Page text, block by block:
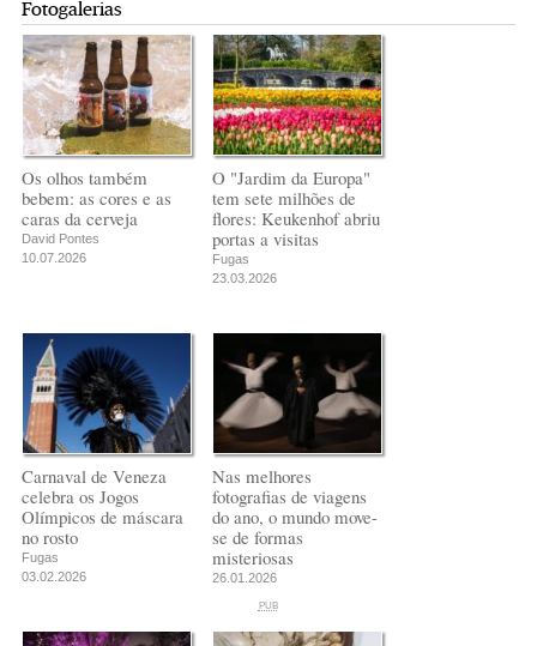
Fotogalerias
Os olhos também
bebem: as cores e as
caras da cerveja
David Pontes
10.07.2026
O "Jardim da Europa"
tem sete milhões de
flores: Keukenhof abriu
portas a visitas
Fugas
23.03.2026
Carnaval de Veneza
celebra os Jogos
Olímpicos de máscara
no rosto
Fugas
03.02.2026
Nas melhores
fotografias de viagens
do ano, o mundo move-
se de formas
misteriosas
26.01.2026
PUB
PUB